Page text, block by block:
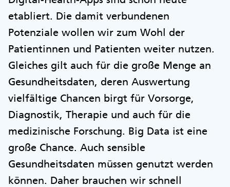
etabliert. Die damit verbundenen
Potenziale wollen wir zum Wohl der
Patientinnen und Patienten weiter nutzen.
Gleiches gilt auch für die große Menge an
Gesundheitsdaten, deren Auswertung
vielfältige Chancen birgt für Vorsorge,
Diagnostik, Therapie und auch für die
medizinische Forschung. Big Data ist eine
große Chance. Auch sensible
Gesundheitsdaten müssen genutzt werden
können. Daher brauchen wir schnell